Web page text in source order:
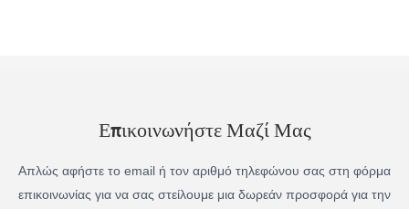
Επικοινωνήστε Μαζί Μας
Απλώς αφήστε το email ή τον αριθμό τηλεφώνου σας στη φόρμα
επικοινωνίας για να σας στείλουμε μια δωρεάν προσφορά για την